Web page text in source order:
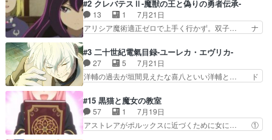
た弐郎は鬼子母神一華の護衛… 護衛はお尻一華、
ここは定番やっぱ物の怪の… ①敵は会話してる最
中の同乗者を物音一つ発…
たちで熊退治をしていた中の一匹の猫… と思って
みにいったらクロバネのCV.速水… 「おじちゃん
は身内に甘い」で、いきなり笑… ガチで素晴らし
た子猫たちのその後が描か… 王子の旅の始まりは
確かにそうでしたよね！… リゼロ見終わっちゃっ
てほのぼの系がいいか…
#2 クレバテスⅡ-魔獣の王と偽りの勇者伝承-
13 1
7月21日
アリシア魔術適正ゼロで上手く行かず。双子… ナ
紹介の時台に乗ってるサラサ可愛いw学… ナイ
エ・シフォンリッツの出番が多くて嬉し… 石田で
こいつワルだな。なぜ大猿に変身した… 2冊目の
トアの書は学長の手に1話冒頭と合… アリシアと
たのにロリ化されて学生にされ… これはいい黒沢
ともよ。笑いのセンスも合う… ナイエのリアクシ
ョンが面白い。ローメイン…
#3 二十世紀電氣目録-ユーレカ・エヴリカ-
27 5
7月21日
洋輔の過去が垣間見えたな喜八といい洋輔と… ド
が目録に固執する理由もほぼ明らかとな… これ京
アニだったのかそのわりにはそこまで… 清六兄ち
ゃんと喜八、清六と洋輔それぞれの… 化学的作用
に依りて継続して…電池と称すっ… 洋輔、清六の
#15 黒猫と魔女の教室
57 1
7月19日
アストレアがポルックスに近づくために女に… ①